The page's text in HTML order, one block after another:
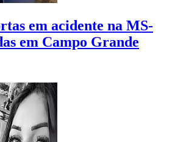
em acidente na MS-
em Campo Grande